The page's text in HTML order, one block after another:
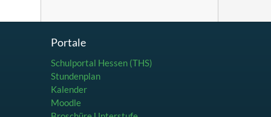
Portale
Schulportal Hessen (THS)
Stundenplan
Kalender
Moodle